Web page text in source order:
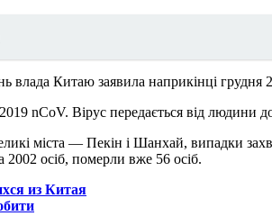
влада Китаю заявила наприкінці грудня
nCoV. Вірус передається від людини
міста — Пекін і Шанхай, випадки
2002 осіб, померли вже 56 осіб.
из Китая